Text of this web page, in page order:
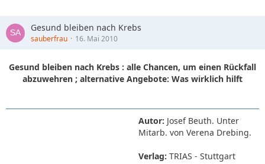
Gesund bleiben nach Krebs
sauberfrau 16. Mai 2010
Gesund bleiben nach Krebs : alle Chancen, um einen Rückfall
abzuwehren ; alternative Angebote: Was wirklich hilft
Autor: Josef Beuth. Unter
Mitarb. von Verena Drebing.
Verlag: TRIAS - Stuttgart